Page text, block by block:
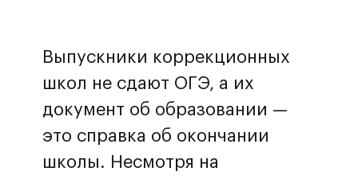
Выпускники коррекционных
школ не сдают ОГЭ, а их
документ об образовании —
это справка об окончании
школы. Несмотря на